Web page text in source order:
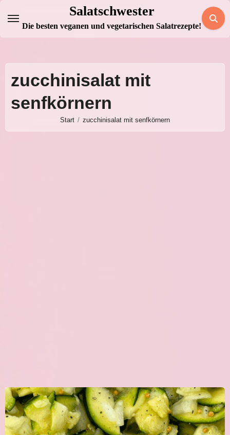
Inhalt
springen
Salatschwester
Die besten veganen und vegetarischen Salatrezepte!
zucchinisalat mit
senfkörnern
Start zucchinisalat mit senfkörnern